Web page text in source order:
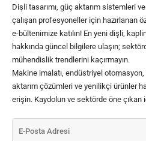
Dişli tasarımı, güç aktarım sistemleri
çalışan profesyoneller için hazırlanan
e-bültenimize katılın! En yeni dişli,
hakkında güncel bilgilere ulaşın;
mühendislik trendlerini kaçırmayın.
Makine imalatı, endüstriyel
aktarım çözümleri ve yenilikçi ürünler
erişin. Kaydolun ve sektörde öne çıkan